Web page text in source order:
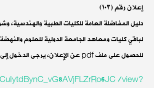
إعلان رقم (١٠٣)
دليل المفاضلة العامة للكليات الطبية والهندسية،
لباقي كليات ومعاهد الجامعة الدولية للعلوم والنهضة٢٠٢٥/٢٠٢٤.
للحصول على ملف pdf عن الإعلان، يرجى الدخول إلى الرابط:
view?